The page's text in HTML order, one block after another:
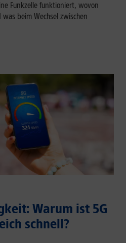
Funkzelle funktioniert, wovon
beim Wechsel zwischen
Warum ist 5G
schnell?